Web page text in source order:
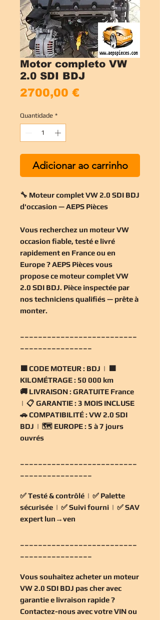
Motor completo VW
2.0 SDI BDJ
2700,00 €
Quantidade *
Adicionar ao carrinho
🔧 Moteur complet VW 2.0 SDI BDJ
d'occasion — AEPS Pièces
Vous recherchez un moteur VW
occasion fiable, testé e livré
rapidement en France ou en
Europe ? AEPS Pièces vous
propose ce moteur complet VW
2.0 SDI BDJ. Pièce inspectée par
nos techniciens qualifiés — prête à
monter.
🟧CODE MOTEUR : BDJ | 🟧
KILOMÉTRAGE : 50 000 km
🚚 LIVRAISON : GRATUITE France
| 📋 GARANTIE : 3 MOIS INCLUSE
🚗COMPATIBILITÉ : VW 2.0 SDI
BDJ | 🗺️ EUROPE : 5 à 7 jours
ouvrés
✅Testé & contrôlé | ✅ Palette
sécurisée | ✅Suivi fourni | ✅SAV
expert lun→ven
Vous souhaitez acheter un moteur
VW 2.0 SDI BDJ pas cheravec
garantie e livraison rapide ?
Contactez-nous avec votre VIN ou